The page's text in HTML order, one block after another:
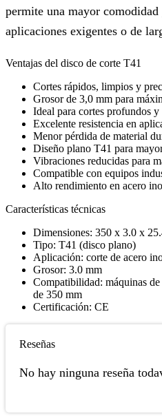
permite una mayor
aplicaciones exigentes o de
Ventajas del disco de corte T41
Cortes rápidos, limpios y
Grosor de 3,0 mm para
Ideal para cortes profundos
Excelente resistencia en
Menor pérdida de material
Diseño plano T41 para
Vibraciones reducidas para
Compatible con equipos
Alto rendimiento en acero
Características técnicas
Dimensiones: 350 x 3.0 x
Tipo: T41 (disco plano)
Aplicación: corte de acero
Grosor: 3.0 mm
Compatibilidad: máquinas
de 350 mm
Certificación: CE
Reseñas
No hay ninguna reseña